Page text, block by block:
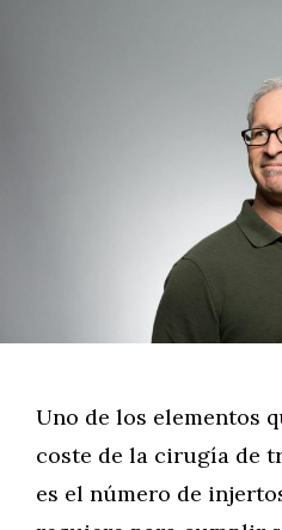
Uno de los elementos
coste de la cirugía de
es el número de